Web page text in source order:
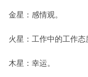
金星：感情观。
火星：工作中的工作态
木星：幸运。